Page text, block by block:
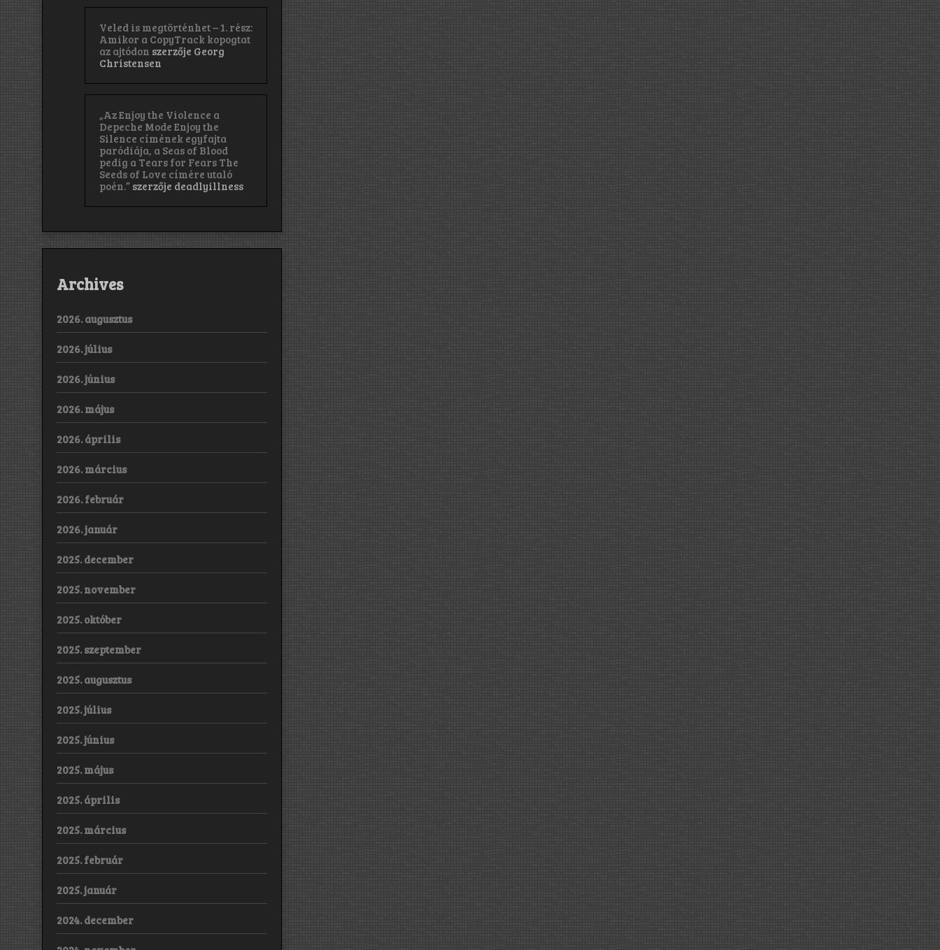
Veled is megtörténhet – 1. rész:
Amikor a CopyTrack kopogtat
az ajtódon szerzője Georg
Christensen
„Az Enjoy the Violence a
Depeche Mode Enjoy the
Silence címének egyfajta
paródiája, a Seas of Blood
pedig a Tears for Fears The
Seeds of Love címére utaló
poén.” szerzője deadlyillness
Archives
2026. augusztus
2026. július
2026. június
2026. május
2026. április
2026. március
2026. február
2026. január
2025. december
2025. november
2025. október
2025. szeptember
2025. augusztus
2025. július
2025. június
2025. május
2025. április
2025. március
2025. február
2025. január
2024. december